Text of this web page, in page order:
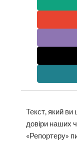
Текст, який
довіри наших
«Репортеру»